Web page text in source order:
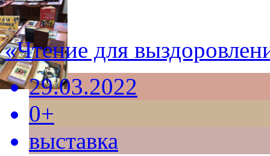
«Чтение для
29.03.2022
0+
выставка